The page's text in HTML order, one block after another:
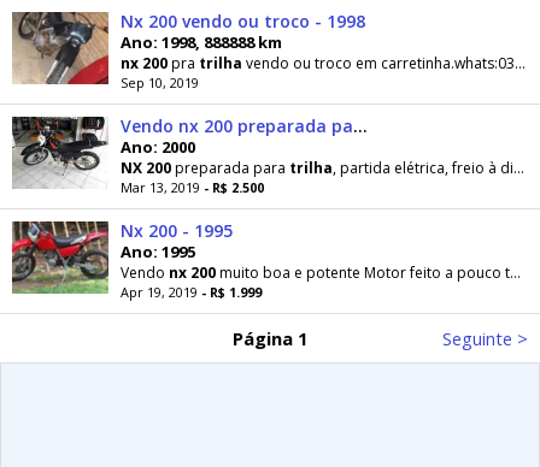
Nx 200 vendo ou troco - 1998
Ano: 1998, 888888 km
nx 200pra trilha vendo ou troco em carretinha.whats:033988346... ver número727
Sep 10, 2019
Vendo nx 200 preparada para trilha - 2000
Ano: 2000
NX 200preparada para trilha, partida elétrica, freio à disco, cor preta
Mar 13, 2019 - R$ 2.500
Nx 200 - 1995
Ano: 1995
Vendo nx 200muito boa e potente Motor feito a pouco tempo Preparada para
Apr 19, 2019 - R$ 1.999
Página 1 Seguinte >